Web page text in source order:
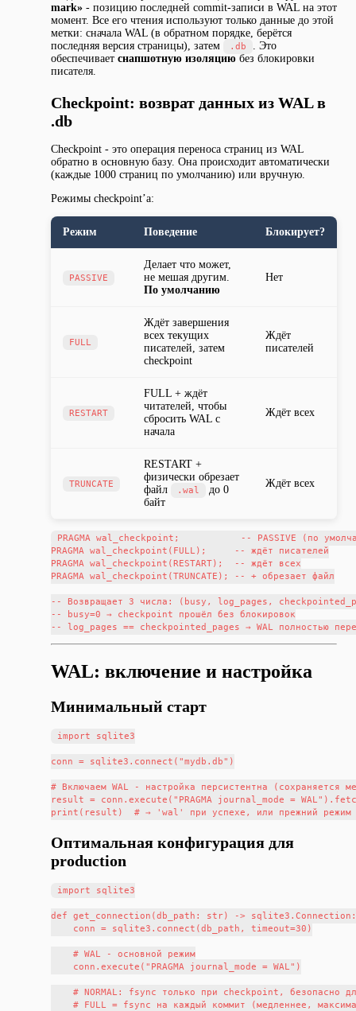
mark» - позицию последней commit-записи в WAL на этот
момент. Все его чтения используют только данные до этой
метки: сначала WAL (в обратном порядке, берётся
последняя версия страницы), затем
.db
. Это
обеспечивает снапшотную изоляцию без блокировки
писателя.
Checkpoint: возврат данных из WAL в
.db
Checkpoint - это операция переноса страниц из WAL
обратно в основную базу. Она происходит автоматически
(каждые 1000 страниц по умолчанию) или вручную.
Режимы checkpoint’а:
Режим Поведение Блокирует?
PASSIVE
Делает что может,
не мешая другим.
По умолчанию
Нет
FULL
Ждёт завершения
всех текущих
писателей, затем
checkpoint
Ждёт
писателей
RESTART
FULL + ждёт
читателей, чтобы
сбросить WAL с
начала
Ждёт всех
TRUNCATE
RESTART +
физически обрезает
файл
.wal
до 0
байт
Ждёт всех
PRAGMA wal_checkpoint;           -- PASSIVE (по
PRAGMA wal_checkpoint(FULL);     -- ждёт писателей
PRAGMA wal_checkpoint(RESTART);  -- ждёт всех
PRAGMA wal_checkpoint(TRUNCATE); -- + обрезает файл
-- Возвращает 3 числа: (busy, log_pages,
-- busy=0 → checkpoint прошёл без блокировок
WAL: включение и настройка
Минимальный старт
import sqlite3
conn = sqlite3.connect("mydb.db")
# Включаем WAL - настройка персистентна (сохраняется
result = conn.execute("PRAGMA journal_mode =
Оптимальная конфигурация для
production
import sqlite3
def get_connection(db_path: str) -> sqlite3.Connection:
    conn = sqlite3.connect(db_path, timeout=30)
    # WAL - основной режим
    conn.execute("PRAGMA journal_mode = WAL")
# NORMAL: fsync только при checkpoint, безопасно
# FULL = fsync на каждый коммит (медленнее,